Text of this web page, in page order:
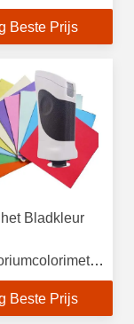
Meting
Beste Prijs
Bladkleur
Testen
met Met lange
Beste Prijs